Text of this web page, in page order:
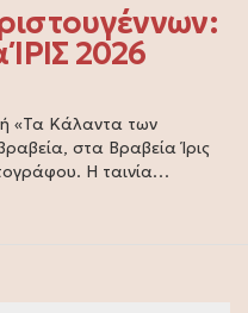
2026
«Τα Κάλαντα των
στα Βραβεία Ίρις
Η ταινία…